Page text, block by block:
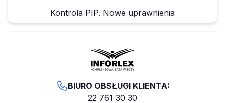
Kontrola PIP. Nowe uprawnienia
BIURO OBSŁUGI KLIENTA:
22 761 30 30